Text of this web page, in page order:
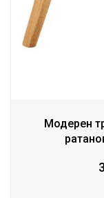
Модерен